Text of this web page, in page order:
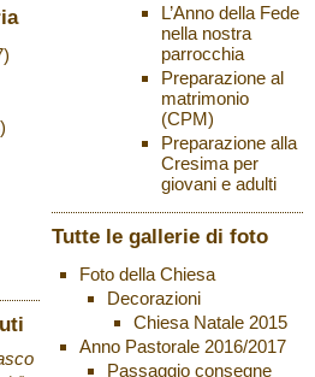
L’Anno della Fede
nella nostra
parrocchia
Preparazione al
matrimonio
(CPM)
Preparazione alla
Cresima per
giovani e adulti
Tutte le gallerie di foto
Foto della Chiesa
Decorazioni
Chiesa Natale 2015
Anno Pastorale 2016/2017
Passaggio consegne